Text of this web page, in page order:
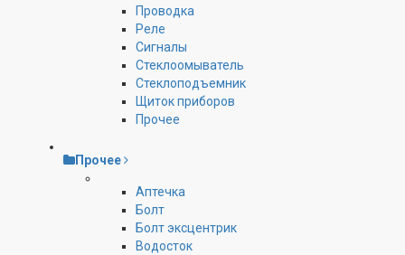
Проводка
Реле
Сигналы
Стеклоомыватель
Стеклоподъемник
Щиток приборов
Прочее
Прочее
Аптечка
Болт
Болт эксцентрик
Водосток